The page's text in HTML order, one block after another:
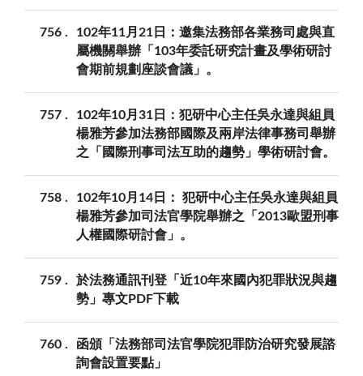
756
102年11月21日：邀集法務部各業務司處與直
屬機關舉辦「103年委託研究計畫及學術研討
會期前規劃座談會議」。
757
102年10月31日：犯研中心主任吳永達與組員
楊雅芳參加法務部國際及兩岸法律事務司舉辦
之「國際刑事司法互助的趨勢」學術研討會。
758
102年10月14日： 犯研中心主任吳永達與組員
楊雅芳參加司法官學院舉辦之「2013歐盟刑事
人權國際研討會」。
759
於法務通訊刊登「近10年來國內犯罪狀況與趨
勢」專文PDF下載
760
函頒「法務部司法官學院犯罪防治研究發展諮
詢會設置要點」